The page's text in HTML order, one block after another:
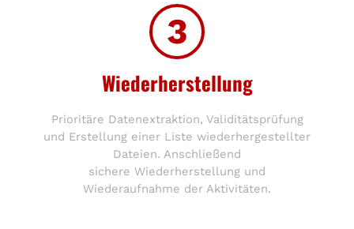
3
Wiederherstellung
Prioritäre Datenextraktion, Validitätsprüfung
und Erstellung einer Liste wiederhergestellter
Dateien. Anschließend
sichere Wiederherstellung und
Wiederaufnahme der Aktivitäten.